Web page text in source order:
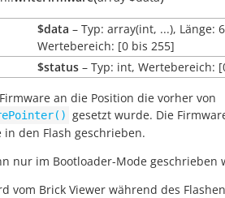
$data – Typ: array(int, ...), Länge:
Wertebereich: [0 bis 255]
$status – Typ: int, Wertebereich:
an die Position die vorher von
gesetzt wurde. Die
in den Flash geschrieben.
nur im Bootloader-Mode geschrieben
vom Brick Viewer während des